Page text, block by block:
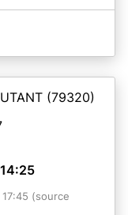
(79320)
(source